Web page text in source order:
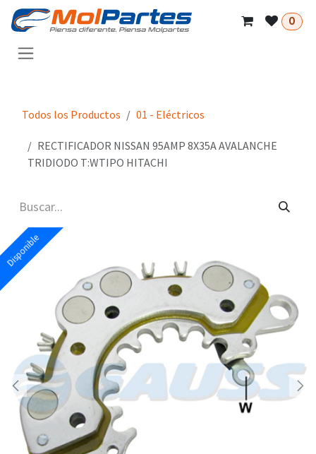
Ir al contenido
0
Todos los Productos 01 - Eléctricos
RECTIFICADOR NISSAN 95AMP 8X35A AVALANCHE
TRIDIODO T:WTIPO HITACHI
Disponible
Disponible